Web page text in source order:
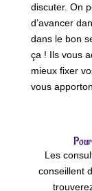
discuter. On
d’avancer
dans le bon
ça ! Ils vous
mieux fixer
vous
Les
conseillent